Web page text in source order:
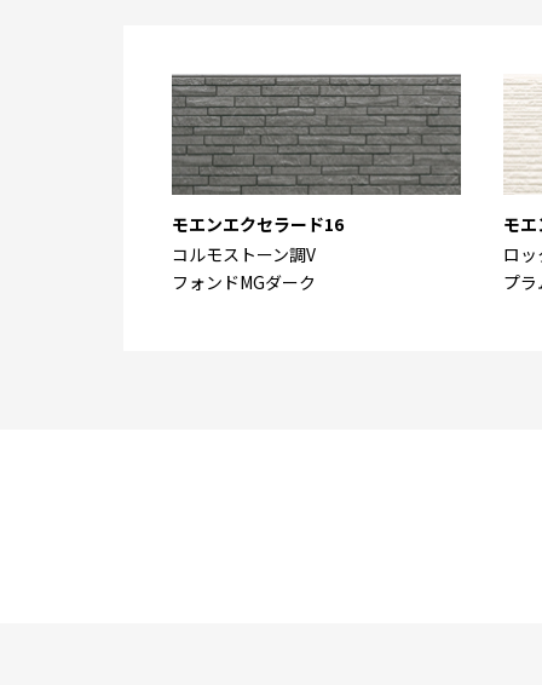
モエンエクセラード16
コルモストーン調V
フォンドMGダーク
モ
ロッ
プ